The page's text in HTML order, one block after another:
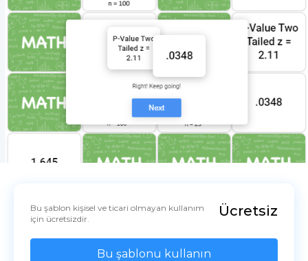
Bu şablon kişisel ve ticari olmayan kullanım
için ücretsizdir.
Ücretsiz
Bu şablonu kullanın